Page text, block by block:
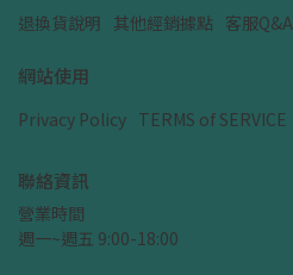
退換貨說明 其他經銷據點 客服Q&A
網站使用
Privacy Policy TERMS of SERVICE
聯絡資訊
營業時間
週一~週五 9:00-18:00